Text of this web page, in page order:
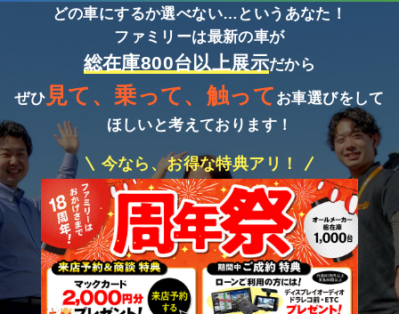
どの車にするか選べない…というあなた！
ファミリーは最新の車が
総在庫800台以上展示だから
ぜひ 見て、乗って、触って お車選びをして
ほしいと考えております！
今なら、お得な特典アリ！